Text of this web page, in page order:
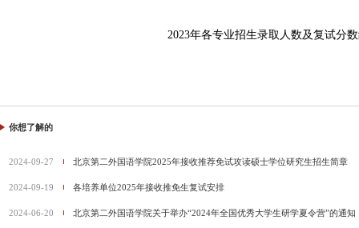
2023年各专业招生录取人数及复试分
你想了解的
2024-09-27 北京第二外国语学院2025年接收推荐免试攻读硕士学位研究生招生简章
2024-09-19 各培养单位2025年接收推免生复试安排
2024-06-20 北京第二外国语学院关于举办“2024年全国优秀大学生研学夏令营”的通知